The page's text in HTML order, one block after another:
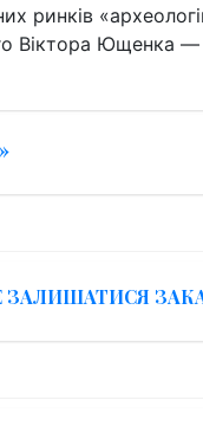
ринків
Віктора Ющенка —
ЗАЛИШАТИСЯ